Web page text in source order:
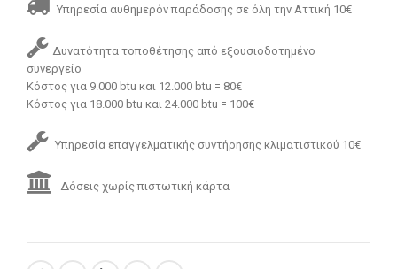
Υπηρεσία αυθημερόν παράδοσης σε όλη την Αττική 10€
Δυνατότητα τοποθέτησης από εξουσιοδοτημένο
συνεργείο
Κόστος για 9.000 btu και 12.000 btu = 80€
Κόστος για 18.000 btu και 24.000 btu = 100€
Υπηρεσία επαγγελματικής συντήρησης κλιματιστικού 10€
Δόσεις χωρίς πιστωτική κάρτα